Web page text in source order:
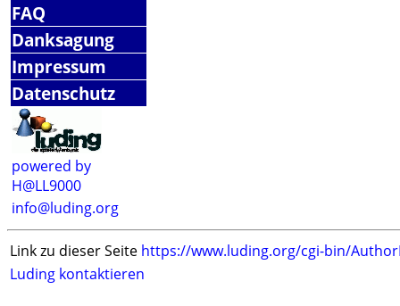
FAQ
Danksagung
Impressum
Datenschutz
powered by
H@LL9000
info@luding.org
Link zu dieser Seite https://www.luding.org/cgi-bin/
Luding kontaktieren